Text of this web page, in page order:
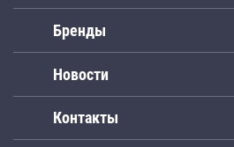
Бренды
Новости
Контакты